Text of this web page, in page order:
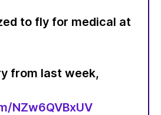
to fly for medical at
from last week,
NZw6QVBxUV